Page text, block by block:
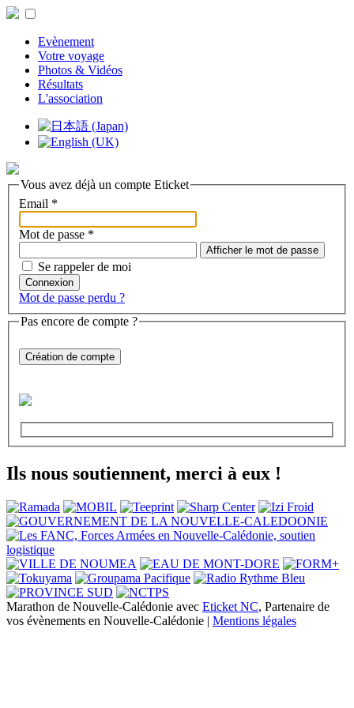
Evènement
Votre voyage
Photos & Vidéos
Résultats
L'association
Vous avez déjà un compte Eticket
Email *
Mot de passe *
Afficher le mot de passe
Se rappeler de moi
Connexion
Mot de passe perdu ?
Pas encore de compte ?
Création de compte
Ils nous soutiennent, merci à eux !
Marathon de Nouvelle-Calédonie avec Eticket NC, Partenaire de
vos évènements en Nouvelle-Calédonie | Mentions légales